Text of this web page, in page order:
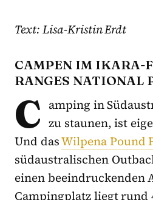
Text: Lisa-Kristin Erdt
CAMPEN IM IKARA-
RANGES NATIONAL
C amping in
zu staunen, ist
Und dasWilpena Pound
südaustralischen
einen beeindruckenden
Campingplatz liegt rund